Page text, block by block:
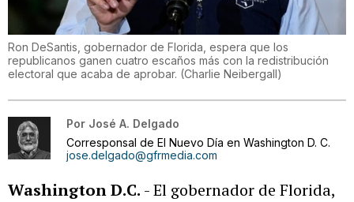
Ron DeSantis, gobernador de Florida, espera que los
republicanos ganen cuatro escaños más con la redistribución
electoral que acaba de aprobar. (Charlie Neibergall)
Por José A. Delgado
Corresponsal de El Nuevo Día en Washington D. C.
jose.delgado@gfrmedia.com
Washington D.C. - El gobernador de Florida,